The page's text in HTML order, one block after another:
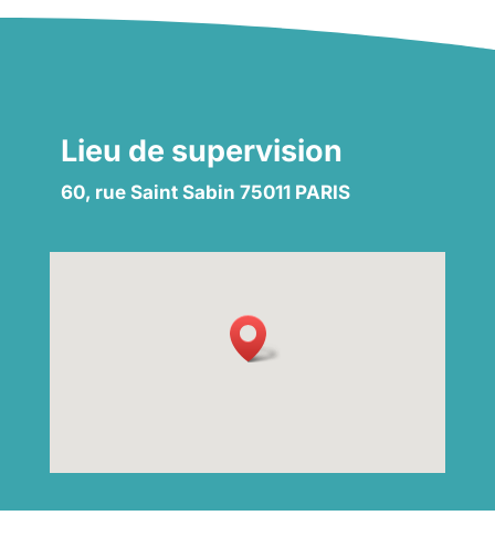
Lieu de supervision
60, rue Saint Sabin 75011 PARIS